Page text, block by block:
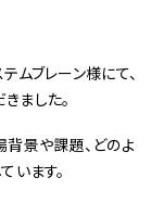
ムブレーン様にて、
ました。
景や課題、どのよ
います。